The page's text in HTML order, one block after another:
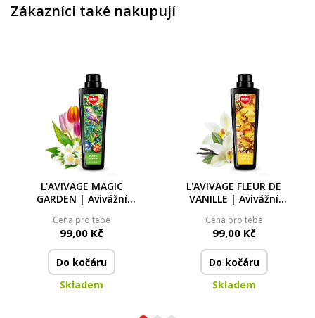
Zákazníci také nakupují
L'AVIVAGE MAGIC
GARDEN | Avivážní
Cena pro tebe
99,00 Kč
Do kočáru
Skladem
L'AVIVAGE FLEUR DE
VANILLE | Avivážní
Cena pro tebe
99,00 Kč
Do kočáru
Skladem